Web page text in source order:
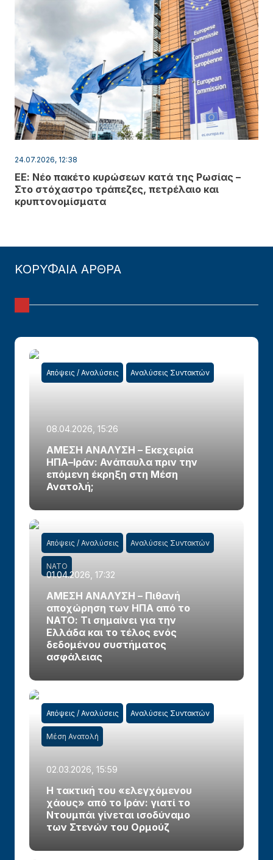
24.07.2026, 12:38
ΕΕ: Νέο πακέτο κυρώσεων κατά της Ρωσίας –
Στο στόχαστρο τράπεζες, πετρέλαιο και
κρυπτονομίσματα
ΚΟΡΥΦΑΙΑ ΑΡΘΡΑ
Απόψεις / Αναλύσεις Αναλύσεις Συντακτών
08.04.2026, 15:26
ΑΜΕΣΗ ΑΝΑΛΥΣΗ – Εκεχειρία
ΗΠΑ–Ιράν: Ανάπαυλα πριν την
επόμενη έκρηξη στη Μέση
Ανατολή;
Απόψεις / Αναλύσεις Αναλύσεις Συντακτών
ΝΑΤΟ
01.04.2026, 17:32
ΑΜΕΣΗ ΑΝΑΛΥΣΗ – Πιθανή
αποχώρηση των ΗΠΑ από το
ΝΑΤΟ: Τι σημαίνει για την
Ελλάδα και το τέλος ενός
δεδομένου συστήματος
ασφάλειας
Απόψεις / Αναλύσεις Αναλύσεις Συντακτών
Μέση Ανατολή
02.03.2026, 15:59
Η τακτική του «ελεγχόμενου
χάους» από το Ιράν: γιατί το
Ντουμπάι γίνεται ισοδύναμο
των Στενών του Ορμούζ